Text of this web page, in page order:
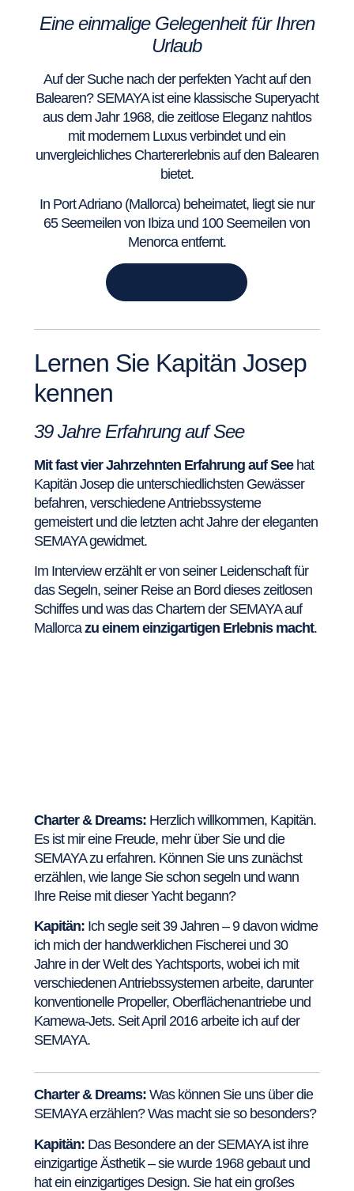
Eine einmalige Gelegenheit für Ihren
Urlaub
Auf der Suche nach der perfekten Yacht auf den
Balearen? SEMAYA ist eine klassische Superyacht
aus dem Jahr 1968, die zeitlose Eleganz nahtlos
mit modernem Luxus verbindet und ein
unvergleichliches Chartererlebnis auf den Balearen
bietet.
In Port Adriano (Mallorca) beheimatet, liegt sie nur
65 Seemeilen von Ibiza und 100 Seemeilen von
Menorca entfernt.
Lernen Sie Kapitän Josep
kennen
39 Jahre Erfahrung auf See
Mit fast vier Jahrzehnten Erfahrung auf Seehat
Kapitän Josep die unterschiedlichsten Gewässer
befahren, verschiedene Antriebssysteme
gemeistert und die letzten acht Jahre der eleganten
SEMAYA gewidmet.
Im Interview erzählt er von seiner Leidenschaft für
das Segeln, seiner Reise an Bord dieses zeitlosen
Schiffes und was das Chartern der SEMAYA auf
Mallorcazu einem einzigartigen Erlebnis macht.
Charter & Dreams: Herzlich willkommen, Kapitän.
Es ist mir eine Freude, mehr über Sie und die
SEMAYA zu erfahren. Können Sie uns zunächst
erzählen, wie lange Sie schon segeln und wann
Ihre Reise mit dieser Yacht begann?
Kapitän: Ich segle seit 39 Jahren – 9 davon widme
ich mich der handwerklichen Fischerei und 30
Jahre in der Welt des Yachtsports, wobei ich mit
verschiedenen Antriebssystemen arbeite, darunter
konventionelle Propeller, Oberflächenantriebe und
Kamewa-Jets. Seit April 2016 arbeite ich auf der
SEMAYA.
Charter & Dreams: Was können Sie uns über die
SEMAYA erzählen? Was macht sie so besonders?
Kapitän: Das Besondere an der SEMAYA ist ihre
einzigartige Ästhetik – sie wurde 1968 gebaut und
hat ein einzigartiges Design. Sie hat ein großes